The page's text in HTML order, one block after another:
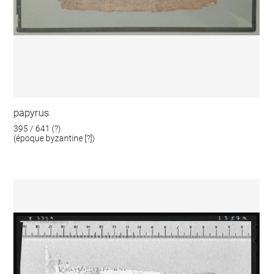
papyrus
395 / 641 (?)
(époque byzantine [?])